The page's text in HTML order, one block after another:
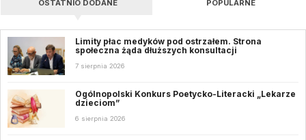
OSTATNIO DODANE POPULARNE
Limity płac medyków pod ostrzałem. Strona
społeczna żąda dłuższych konsultacji
7 sierpnia 2026
Ogólnopolski Konkurs Poetycko-Literacki „Lekarze
dzieciom”
6 sierpnia 2026